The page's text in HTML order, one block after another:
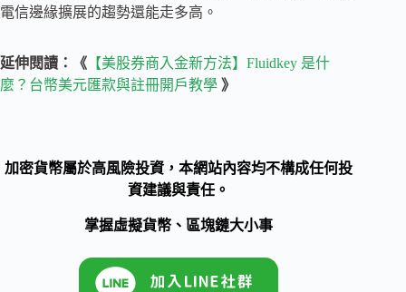
電信邊緣擴展的趨勢還能走多高。
延伸閱讀：《 【美股券商入金新方法】Fluidkey 是什
麼？台幣美元匯款與註冊開戶教學 》
加密貨幣屬於高風險投資，本網站內容均不構成任何投
資建議與責任。
掌握虛擬貨幣、區塊鏈大小事